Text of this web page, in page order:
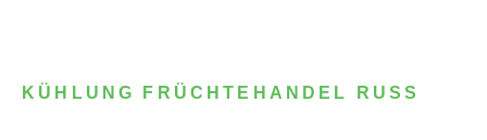
KÜHLUNG FRÜCHTEHANDEL RUSS